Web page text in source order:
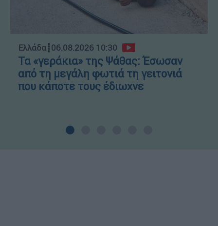
Ελλάδα┋06.08.2026 10:30
Τα «γεράκια» της Ψάθας: Έσωσαν
από τη μεγάλη φωτιά τη γειτονιά
που κάποτε τους έδιωχνε